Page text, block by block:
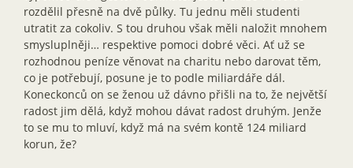
rozdělil přesně na dvě půlky. Tu jednu měli studenti
utratit za cokoliv. S tou druhou však měli naložit mnohem
smysluplněji… respektive pomoci dobré věci. Ať už se
rozhodnou peníze věnovat na charitu nebo darovat těm,
co je potřebují, posune je to podle miliardáře dál.
Koneckonců on se ženou už dávno přišli na to, že největší
radost jim dělá, když mohou dávat radost druhým. Jenže
to se mu to mluví, když má na svém kontě 124 miliard
korun, že?